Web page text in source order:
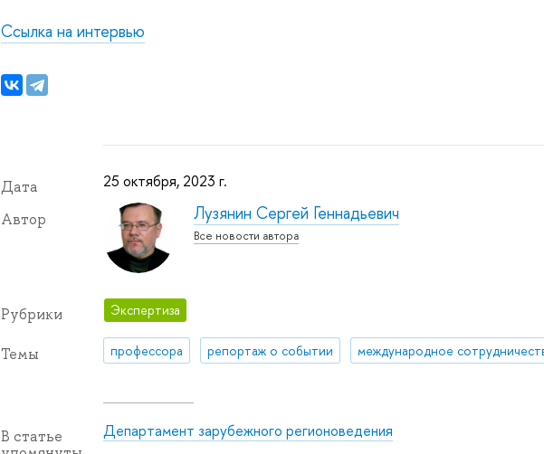
Ссылка на интервью
Дата 25 октября, 2023 г.
Автор Лузянин Сергей Геннадьевич
Все новости автора
Рубрики Экспертиза
Темы профессора репортаж о событии международное
В статье
Департамент зарубежного регионоведения